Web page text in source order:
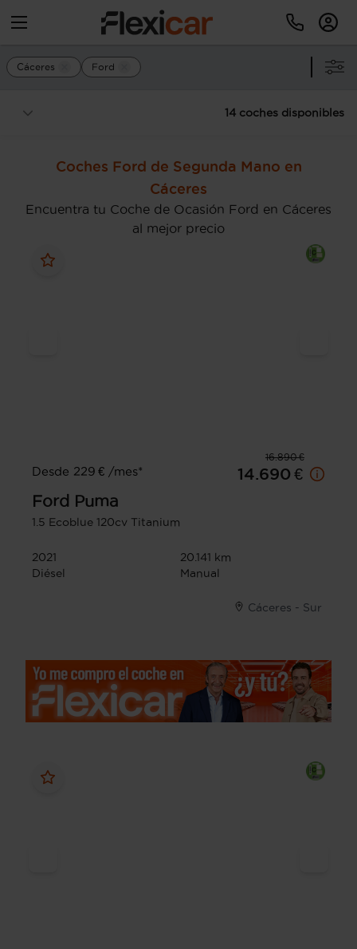
Cáceres Ford
14 coches disponibles
Coches Ford de Segunda Mano en
Cáceres
Encuentra tu Coche de Ocasión Ford en Cáceres
al mejor precio
16.890 €
Desde 229 € /mes*
14.690 €
Ford Puma
1.5 Ecoblue 120cv Titanium
2021
20.141 km
Diésel
Manual
Cáceres - Sur